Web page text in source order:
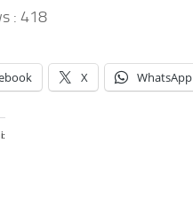
: 418
X WhatsApp